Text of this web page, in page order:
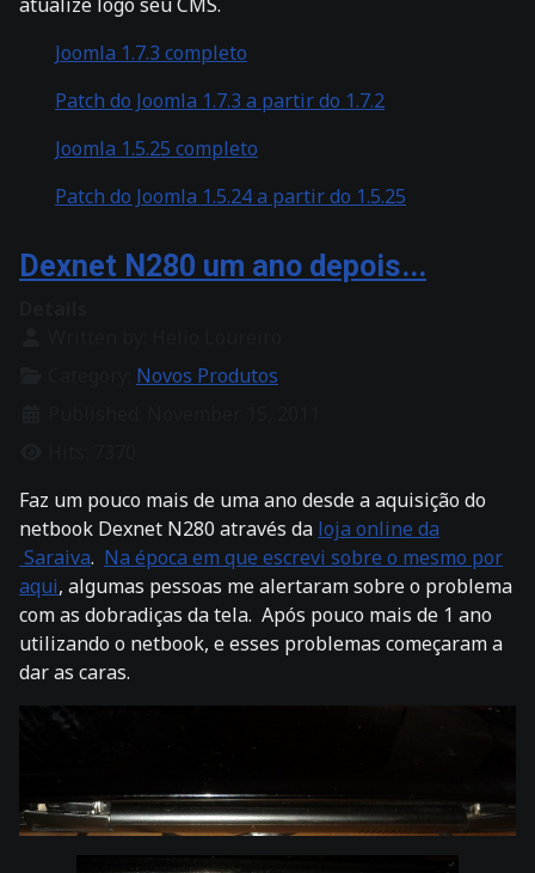
Joomla 1.7.3 completo
Patch do Joomla 1.7.3 a partir do 1.7.2
Joomla 1.5.25 completo
Patch do Joomla 1.5.24 a partir do 1.5.25
Dexnet N280 um ano depois...
Novos Produtos
Faz um pouco mais de uma ano desde a aquisição do
netbook Dexnet N280 através da loja online da
Saraiva. Na época em que escrevi sobre o mesmo por
aqui, algumas pessoas me alertaram sobre o problema
com as dobradiças da tela. Após pouco mais de 1 ano
utilizando o netbook, e esses problemas começaram a
dar as caras.